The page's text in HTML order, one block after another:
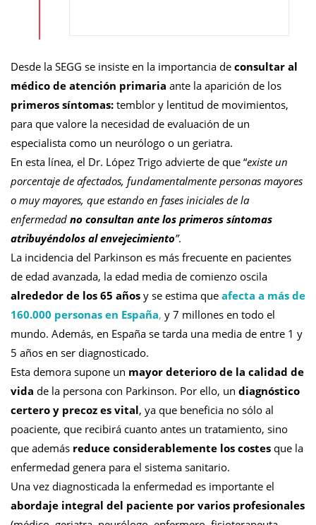
Desde la SEGG se insiste en la importancia de consultar al
médico de atención primaria ante la aparición de los
primeros síntomas: temblor y lentitud de movimientos,
para que valore la necesidad de evaluación de un
especialista como un neurólogo o un geriatra.
En esta línea, el Dr. López Trigo advierte de que “existe un
porcentaje de afectados, fundamentalmente personas mayores
o muy mayores, que estando en fases iniciales de la
enfermedad no consultan ante los primeros síntomas
atribuyéndolos al envejecimiento”.
La incidencia del Parkinson es más frecuente en pacientes
de edad avanzada, la edad media de comienzo oscila
alrededor de los 65 años y se estima que afecta a más de
160.000 personas en España, y 7 millones en todo el
mundo. Además, en España se tarda una media de entre 1 y
5 años en ser diagnosticado.
Esta demora supone un mayor deterioro de la calidad de
vida de la persona con Parkinson. Por ello, un diagnóstico
certero y precoz es vital, ya que beneficia no sólo al
poaciente, que recibirá cuanto antes un tratamiento, sino
que además reduce considerablemente los costes que la
enfermedad genera para el sistema sanitario.
Una vez diagnosticada la enfermedad es importante el
abordaje integral del paciente por varios profesionales